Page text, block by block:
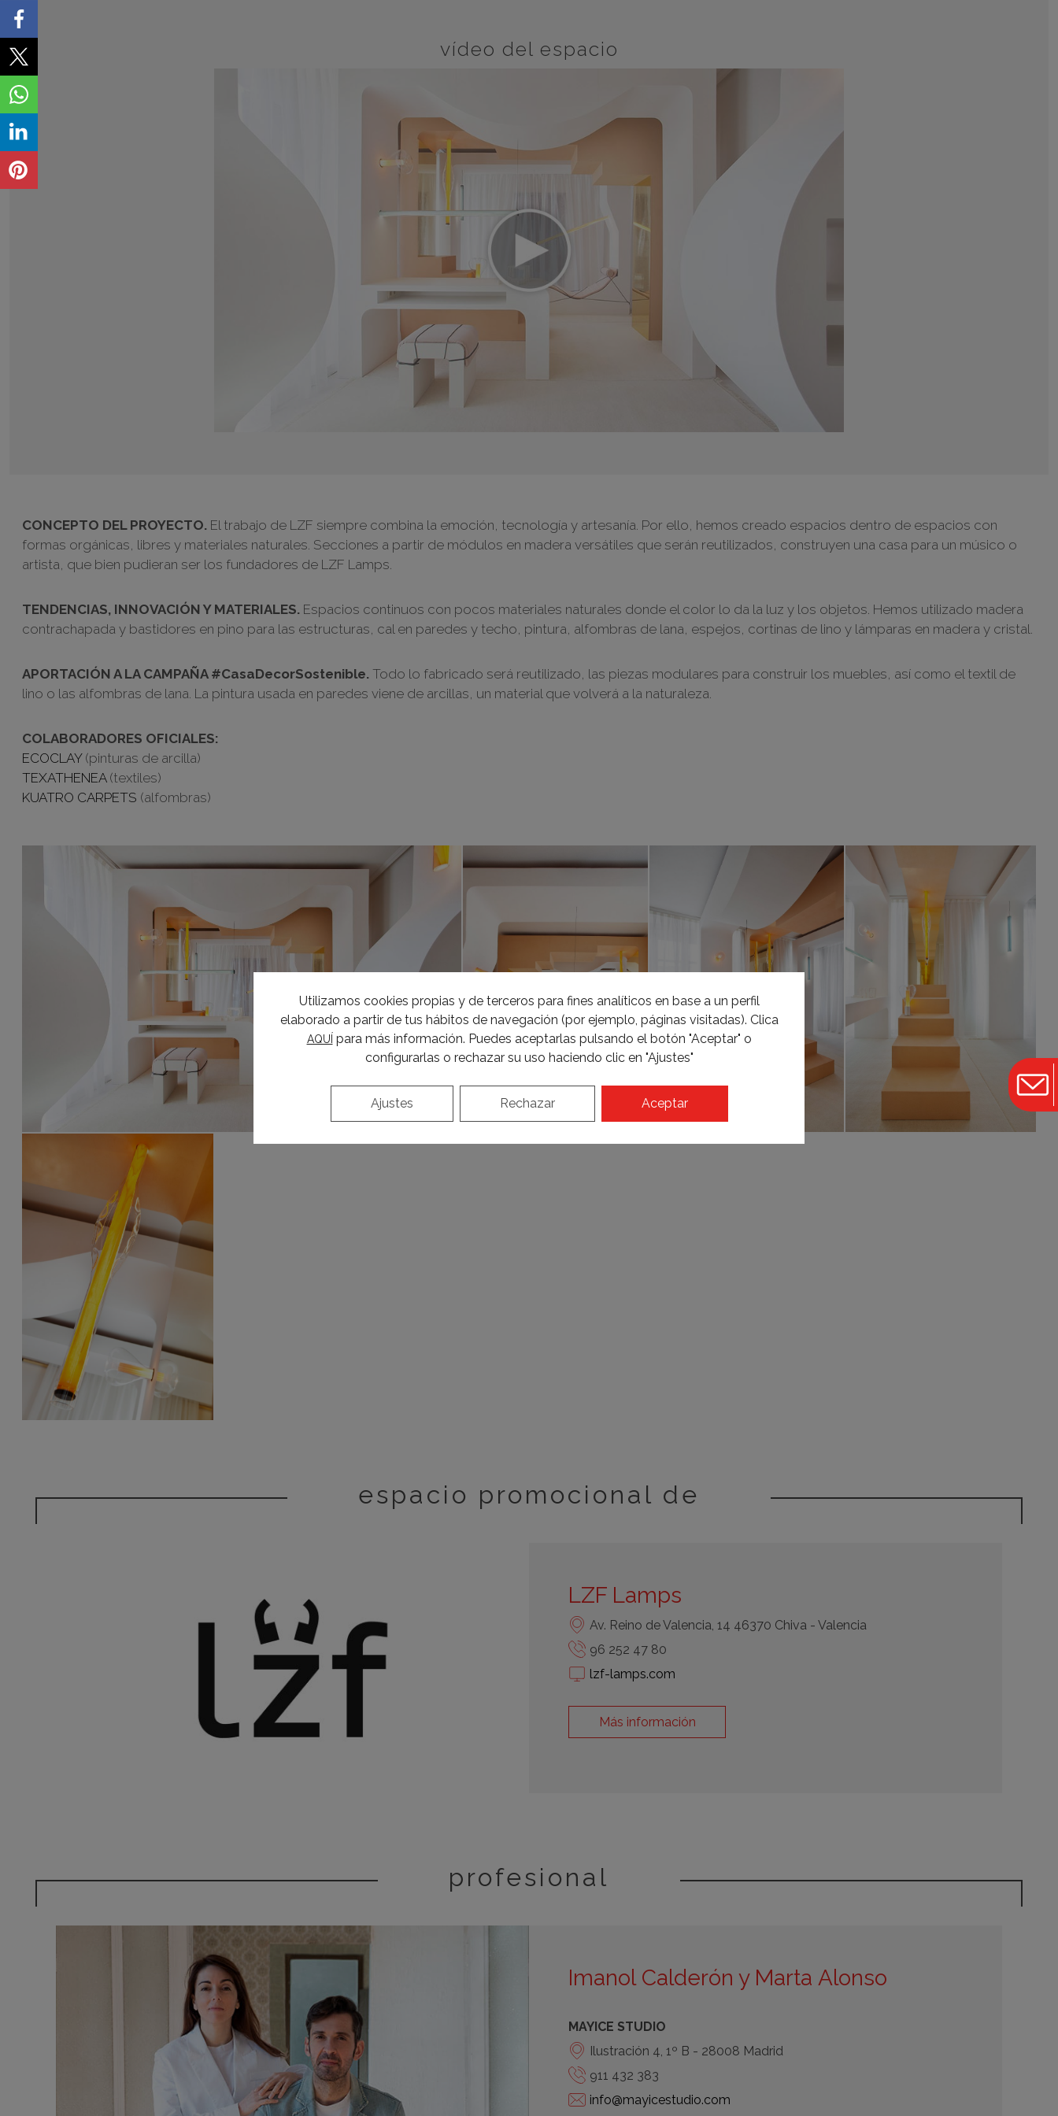
vídeo del espacio
CONCEPTO DEL PROYECTO. El trabajo de LZF siempre combina la emoción, tecnología y artesanía. Por ello, hemos creado espacios dentro de espacios con
formas orgánicas, libres y materiales naturales. Secciones a partir de módulos en madera versátiles que serán reutilizados, construyen una casa para un músico o
artista, que bien pudieran ser los fundadores de LZF Lamps.
TENDENCIAS, INNOVACIÓN Y MATERIALES. Espacios continuos con pocos materiales naturales donde el color lo da la luz y los objetos. Hemos utilizado madera
contrachapada y bastidores en pino para las estructuras, cal en paredes y techo, pintura, alfombras de lana, espejos, cortinas de lino y lámparas en madera y cristal.
APORTACIÓN A LA CAMPAÑA #CasaDecorSostenible. Todo lo fabricado será reutilizado, las piezas modulares para construir los muebles, así como el textil de
lino o las alfombras de lana. La pintura usada en paredes viene de arcillas, un material que volverá a la naturaleza.
COLABORADORES OFICIALES:
ECOCLAY(pinturas de arcilla)
TEXATHENEA(textiles)
KUATRO CARPETS (alfombras)
espacio promocional de
LZF Lamps
Av. Reino de Valencia, 14 46370 Chiva - Valencia
96 252 47 80
lzf-lamps.com
Más información
profesional
Imanol Calderón y Marta Alonso
MAYICE STUDIO
Ilustración 4, 1º B - 28008 Madrid
911 432 383
info@mayicestudio.com
Utilizamos cookies propias y de terceros para fines analíticos en base a un perfil
elaborado a partir de tus hábitos de navegación (por ejemplo, páginas visitadas). Clica
AQUÍ para más información. Puedes aceptarlas pulsando el botón "Aceptar" o
configurarlas o rechazar su uso haciendo clic en "Ajustes"
Aceptar
Rechazar
Ajustes